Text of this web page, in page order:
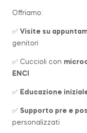
Offriamo:
✅ Visite su
genitori
✅ Cuccioli con
ENCI
✅ Educazione
✅ Supporto pre e
personalizzati